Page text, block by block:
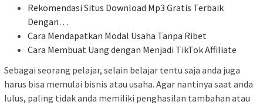
Rekomendasi Situs Download Mp3 Gratis Terbaik
Dengan…
Cara Mendapatkan Modal Usaha Tanpa Ribet
Cara Membuat Uang dengan Menjadi TikTok Affiliate
Sebagai seorang pelajar, selain belajar tentu saja anda juga
harus bisa memulai bisnis atau usaha. Agar nantinya saat anda
lulus, paling tidak anda memiliki penghasilan tambahan atau